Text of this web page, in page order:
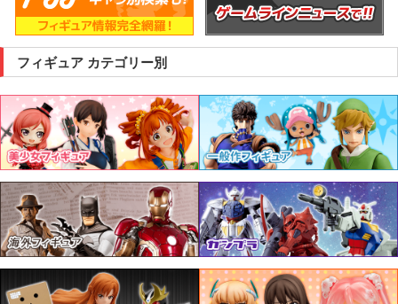
フィギュア カテゴリー別